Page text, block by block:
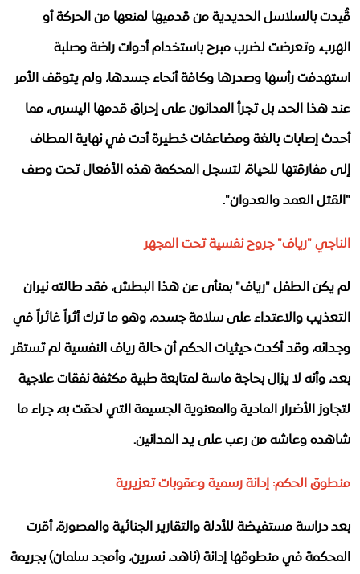
قُيدت بالسلاسل الحديدية من قدميها لمنعها من الحركة أو
الهرب، وتعرضت لضرب مبرح باستخدام أدوات راضة وصلبة
استهدفت رأسها وصدرها وكافة أنحاء جسدها، ولم يتوقف الأمر
عند هذا الحد، بل تجرأ المدانون على إحراق قدمها اليسرى، مما
أحدث إصابات بالغة ومضاعفات خطيرة أدت في نهاية المطاف
إلى مفارقتها للحياة، لتسجل المحكمة هذه الأفعال تحت وصف
"القتل العمد والعدوان".
​الناجي "رياف" جروح نفسية تحت المجهر
​لم يكن الطفل "رياف" بمنأى عن هذا البطش، فقد طالته نيران
التعذيب والاعتداء على سلامة جسده، وهو ما ترك أثراً غائراً في
وجدانه، وقد أكدت حيثيات الحكم أن حالة رياف النفسية لم تستقر
بعد، وأنه لا يزال بحاجة ماسة لمتابعة طبية مكثفة نفقات علاجية
لتجاوز الأضرار المادية والمعنوية الجسيمة التي لحقت به، جراء ما
شاهده وعاشه من رعب على يد المدانين.
منطوق الحكم: إدانة رسمية وعقوبات تعزيرية
​بعد دراسة مستفيضة للأدلة والتقارير الجنائية والمصورة، أقرت
المحكمة في منطوقها إدانة (ناهد، نسرين، وأمجد سلمان) بجريمة